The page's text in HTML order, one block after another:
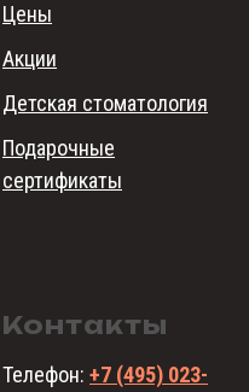
Цены
Акции
Детская стоматология
Подарочные
сертификаты
Контакты
Телефон: +7 (495) 023-